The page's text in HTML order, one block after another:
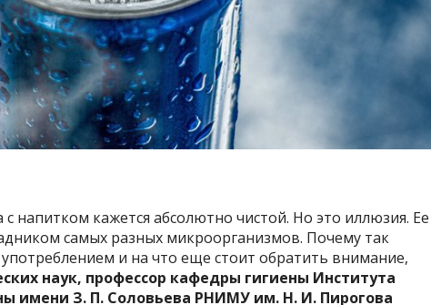
напитком кажется абсолютно чистой. Но это иллюзия. Ее
самых разных микроорганизмов. Почему так
и на что еще стоит обратить внимание,
наук, профессор кафедры гигиены Института
имени З. П. Соловьева РНИМУ им. Н. И. Пирогова